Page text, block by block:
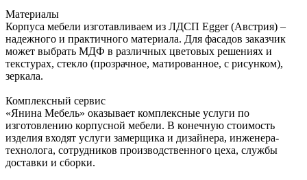
Материалы
Корпуса мебели изготавливаем из ЛДСП Egger (Австрия) –
надежного и практичного материала. Для фасадов заказчик
может выбрать МДФ в различных цветовых решениях и
текстурах, стекло (прозрачное, матированное, с рисунком),
зеркала.
Комплексный сервис
«Янина Мебель» оказывает комплексные услуги по
изготовлению корпусной мебели. В конечную стоимость
изделия входят услуги замерщика и дизайнера, инженера-
технолога, сотрудников производственного цеха, службы
доставки и сборки.